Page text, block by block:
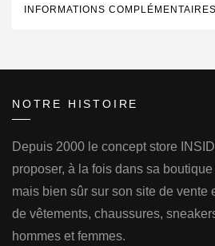
INFORMATIONS COMPLÉMENTAIRES
NOTRE HISTOIRE
Depuis 2000 le concept store
proposer, à la fois dans sa
mais bien sûr sur son site de vente
de vêtements, chaussures,
hommes et femmes.